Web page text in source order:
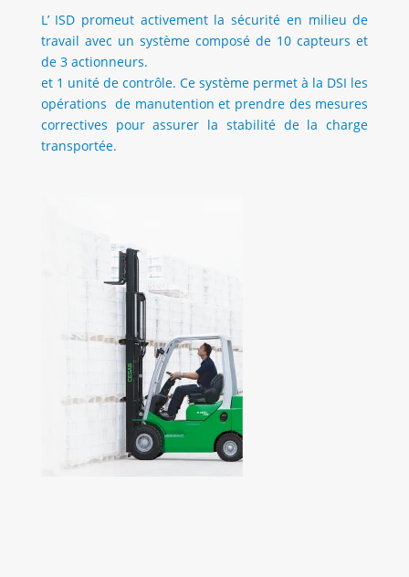
L’ ISD promeut activement la sécurité en milieu de
travail avec un système composé de 10 capteurs et
de 3 actionneurs.
et 1 unité de contrôle. Ce système permet à la DSI les
opérations de manutention et prendre des mesures
correctives pour assurer la stabilité de la charge
transportée.